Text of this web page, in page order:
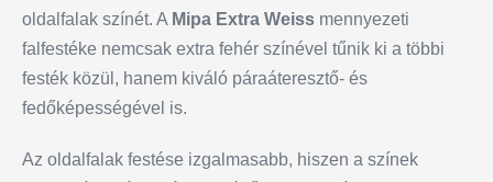
oldalfalak színét. A Mipa Extra Weiss mennyezeti
falfestéke nemcsak extra fehér színével tűnik ki a többi
festék közül, hanem kiváló páraáteresztő- és
fedőképességével is.
Az oldalfalak festése izgalmasabb, hiszen a színek